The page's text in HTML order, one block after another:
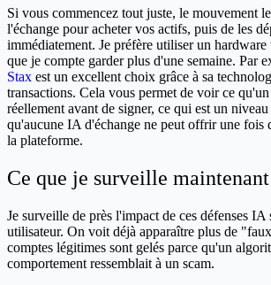
Si vous commencez tout juste, le mouvement
l'échange pour acheter vos actifs, puis de les
immédiatement. Je préfère utiliser un
que je compte garder plus d'une semaine. Par
Stax est un excellent choix grâce à sa
transactions. Cela vous permet de voir ce
réellement avant de signer, ce qui est un
qu'aucune IA d'échange ne peut offrir une fois
la plateforme.
Ce que je surveille maintenant
Je surveille de près l'impact de ces défenses IA
utilisateur. On voit déjà apparaître plus de
comptes légitimes sont gelés parce qu'un
comportement ressemblait à un scam.